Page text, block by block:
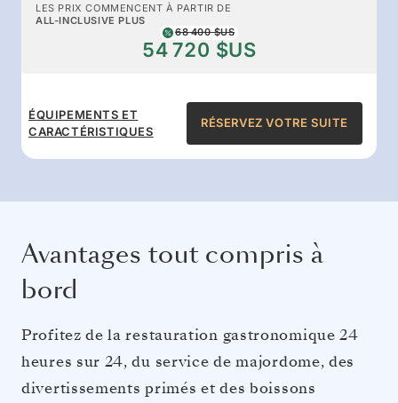
LES PRIX COMMENCENT À PARTIR DE
ALL-INCLUSIVE PLUS
68 400 $US
54 720 $US
ÉQUIPEMENTS ET
CARACTÉRISTIQUES
RÉSERVEZ VOTRE SUITE
Avantages tout compris à
bord
Profitez de la restauration gastronomique 24
heures sur 24, du service de majordome, des
divertissements primés et des boissons